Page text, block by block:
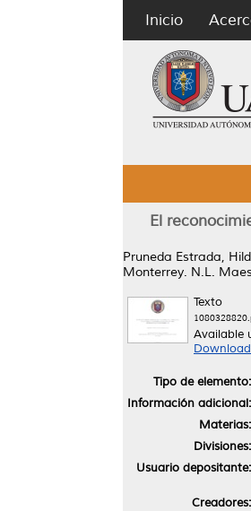
Inicio
El
Pruneda Estrada,
Monterrey. N.L.
Texto
Available
Tipo de elemento:
Información adicional:
Materias:
Divisiones:
Usuario depositante:
Creadores: